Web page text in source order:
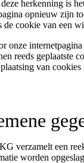
herkenning is
opnieuw zijn
de cookie van een
onze
reeds
van
verzamelt een
worden